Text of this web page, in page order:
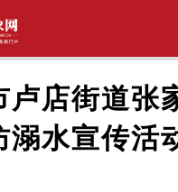
卢店街道张
溺水宣传活